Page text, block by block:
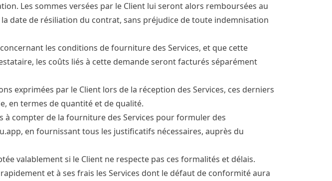
Les sommes versées par le Client lui seront alors remboursées au
date de résiliation du contrat, sans préjudice de toute indemnisation
les conditions de fourniture des Services, et que cette
les coûts liés à cette demande seront facturés séparément
exprimées par le Client lors de la réception des Services, ces derniers
en termes de quantité et de qualité.
à compter de la fourniture des Services pour formuler des
, en fournissant tous les justificatifs nécessaires, auprès du
valablement si le Client ne respecte pas ces formalités et délais.
et à ses frais les Services dont le défaut de conformité aura